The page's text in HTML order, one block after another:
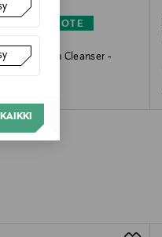
Foam Cleanser -